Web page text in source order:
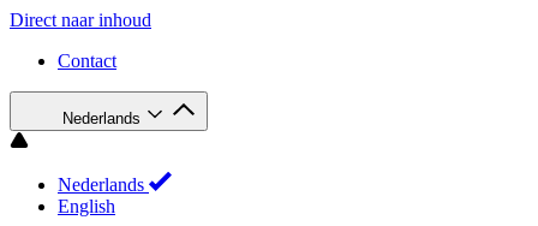
Direct naar inhoud
Contact
Nederlands
Nederlands
English